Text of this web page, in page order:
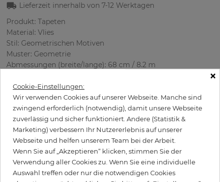
Lieferzeit innerhalb von7-12 Werktagen
Produkt: Tapeten
Material: Vlies
Stil: Geometrischen Motiven
Muster: Geometrie
Abmessungen (breite/lange): 68 cm / 8.2 m
Verwendung: Büro, Wohnzimmer
Farbe: Grau
Musterfarbe: Weiß
99,50 € per Rolle
Inkl. 19% MwSt. zzgl. Versand
Grundpreis pro m² - 17,84 €
×
Cookie-Einstellungen:
Wir verwenden Cookies auf unserer Webseite. Manche sind
zwingend erforderlich (notwendig), damit unsere Webseite
zuverlässig und sicher funktioniert. Andere (Statistik &
Marketing) verbessern Ihr Nutzererlebnis auf unserer
Webseite und helfen unserem Team bei der Arbeit.
Wenn Sie auf „Akzeptieren“ klicken, stimmen Sie der
Verwendung aller Cookies zu. Wenn Sie eine individuelle
Auswahl treffen oder nur die notwendigen Cookies